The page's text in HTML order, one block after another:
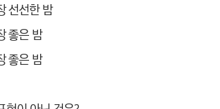
선선한 밤
좋은 밤
좋은 밤